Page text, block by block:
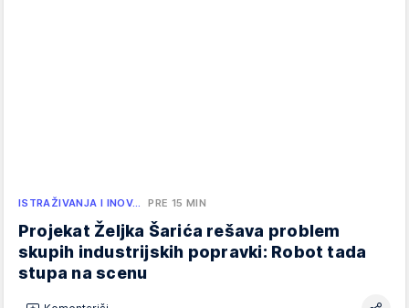
ISTRAŽIVANJA I INOV… PRE 15 MIN
Projekat Željka Šarića rešava problem
skupih industrijskih popravki: Robot tada
stupa na scenu